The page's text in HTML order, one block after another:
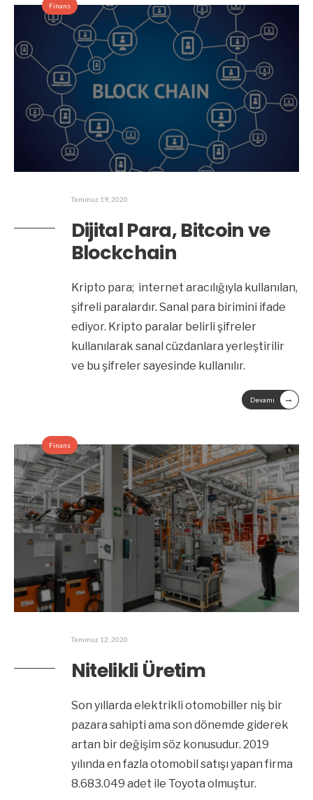
Finans
Temmuz 19, 2020
Dijital Para, Bitcoin ve
Blockchain
Kripto para; internet aracılığıyla kullanılan,
şifreli paralardır. Sanal para birimini ifade
ediyor. Kripto paralar belirli şifreler
kullanılarak sanal cüzdanlara yerleştirilir
ve bu şifreler sayesinde kullanılır.
Devamı →
Finans
Temmuz 12, 2020
Nitelikli Üretim
Son yıllarda elektrikli otomobiller niş bir
pazara sahipti ama son dönemde giderek
artan bir değişim söz konusudur. 2019
yılında en fazla otomobil satışı yapan firma
8.683.049 adet ile Toyota olmuştur.